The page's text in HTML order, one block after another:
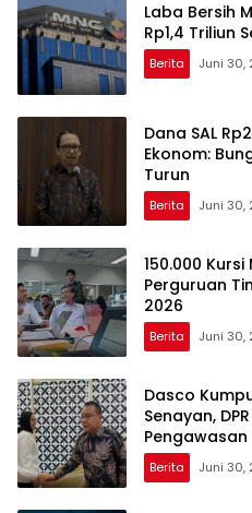
Laba Bersih
Rp1,4 Triliun
Berita Juni 30,
Dana SAL
Ekonom:
Turun
Berita Juni 30,
150.000
Perguruan
2026
Berita Juni 30,
Dasco
Senayan,
Pengawasan
Berita Juni 30,